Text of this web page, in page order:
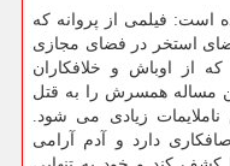
است: فیلمی از پروانه که
استخر در فضای مجازی
از اوباش و خلافکاران
مساله همسرش را به قتل
زیادی می شود.
دارد و آدم آرامی